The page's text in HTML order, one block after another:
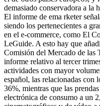
demasiado conservadora a la
El informe de ema rketer
siendo los pertenecientes a
en el e-commerce, como El
LeGuide. A esto hay que
Comisión del Mercado de las
informe relativo al tercer
actividades con mayor
español, las relacionadas con
36%, mientras que las
electrónica de consumo a un